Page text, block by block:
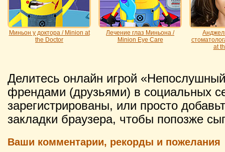
Миньон у доктора / Minion at
the Doctor
Лечение глаз Миньона /
Minion Eye Care
at
Делитесь онлайн игрой
френдами (друзьями) в социальных
зарегистрированы, или просто
закладки браузера, чтобы попозже
Ваши комментарии, рекорды и пожелания